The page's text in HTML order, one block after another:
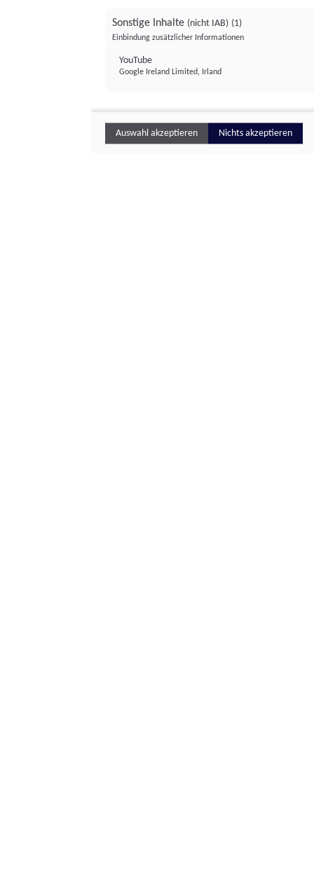
Sonstige Inhalte (nicht IAB) (1)
Einbindung zusätzlicher Informationen
YouTube
Google Ireland Limited, Irland
Auswahl akzeptieren Nichts akzeptieren